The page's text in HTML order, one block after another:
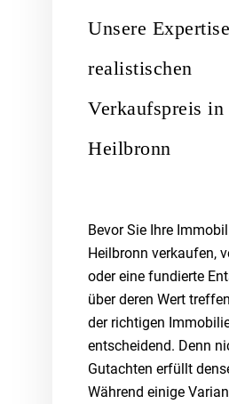
Unsere
realistischen
Verkaufspreis in
Heilbronn
Bevor Sie Ihre
Heilbronn verkaufen,
oder eine fundierte
über deren Wert
der richtigen
entscheidend. Denn
Gutachten erfüllt
Während einige